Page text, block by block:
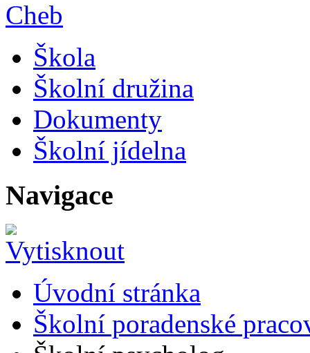
Škola
Školní družina
Dokumenty
Školní jídelna
Navigace
Úvodní stránka
Školní poradenské